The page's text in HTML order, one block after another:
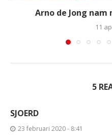
Arno de Jong nam
11
5
SJOERD
23 februari 2020 - 8:41